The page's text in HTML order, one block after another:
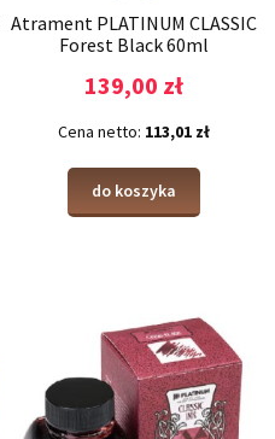
Atrament PLATINUM CLASSIC
Forest Black 60ml
139,00 zł
Cena netto: 113,01 zł
do koszyka